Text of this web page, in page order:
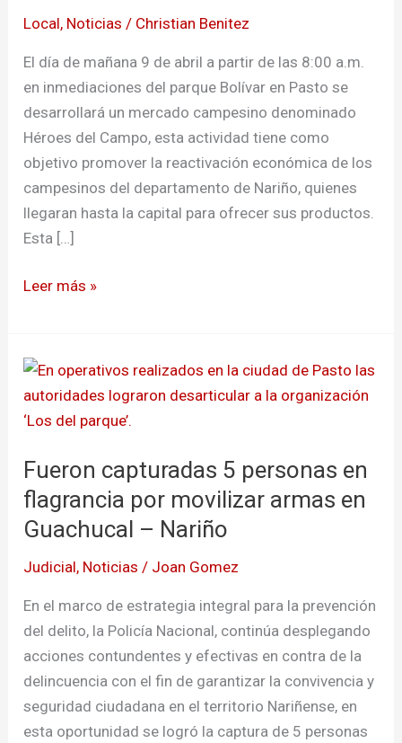
Local, Noticias / Christian Benitez
El día de mañana 9 de abril a partir de las 8:00 a.m.
en inmediaciones del parque Bolívar en Pasto se
desarrollará un mercado campesino denominado
Héroes del Campo, esta actividad tiene como
objetivo promover la reactivación económica de los
campesinos del departamento de Nariño, quienes
llegaran hasta la capital para ofrecer sus productos.
Esta […]
Leer más »
Fueron capturadas 5 personas en
flagrancia por movilizar armas en
Guachucal – Nariño
Judicial, Noticias / Joan Gomez
En el marco de estrategia integral para la prevención
del delito, la Policía Nacional, continúa desplegando
acciones contundentes y efectivas en contra de la
delincuencia con el fin de garantizar la convivencia y
seguridad ciudadana en el territorio Nariñense, en
esta oportunidad se logró la captura de 5 personas
Fueron
capturadas
5
en
flagrancia
por
armas